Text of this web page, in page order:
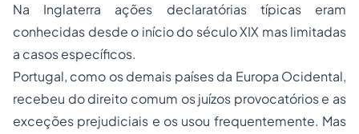
Na Inglaterra ações declaratórias típicas eram
conhecidas desde o início do século XIX mas limitadas
a casos específicos.
Portugal, como os demais países da Europa Ocidental,
recebeu do direito comum os juízos provocatórios e as
exceções prejudiciais e os usou frequentemente. Mas